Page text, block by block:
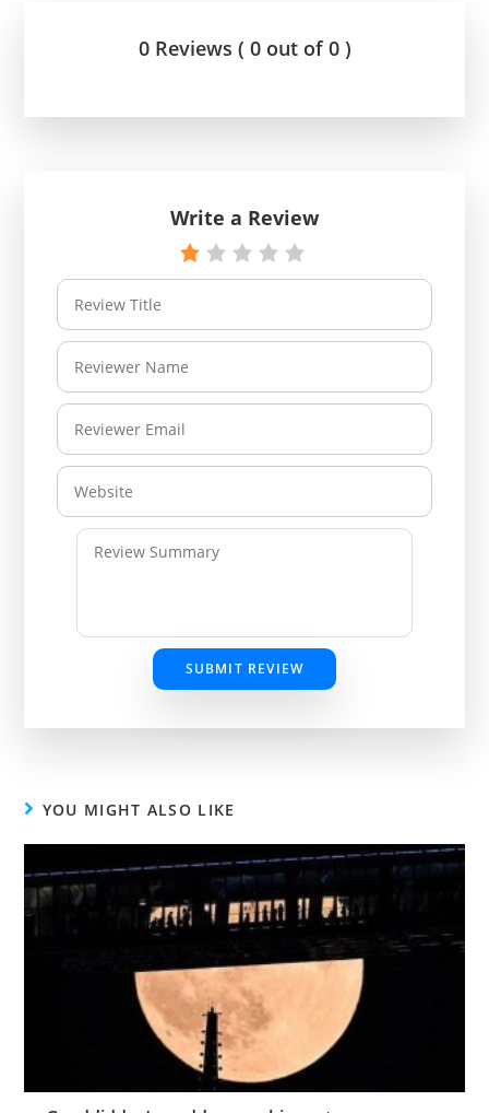
0 Reviews ( 0 out of 0 )
Write a Review
SUBMIT REVIEW
YOU MIGHT ALSO LIKE